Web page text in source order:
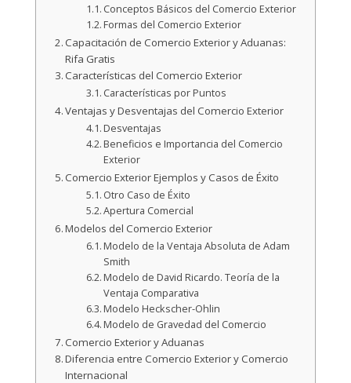
Conceptos Básicos del Comercio Exterior
Formas del Comercio Exterior
Capacitación de Comercio Exterior y Aduanas:
Rifa Gratis
Características del Comercio Exterior
Características por Puntos
Ventajas y Desventajas del Comercio Exterior
Desventajas
Beneficios e Importancia del Comercio
Exterior
Comercio Exterior Ejemplos y Casos de Éxito
Otro Caso de Éxito
Apertura Comercial
Modelos del Comercio Exterior
Modelo de la Ventaja Absoluta de Adam
Smith
Modelo de David Ricardo. Teoría de la
Ventaja Comparativa
Modelo Heckscher-Ohlin
Modelo de Gravedad del Comercio
Comercio Exterior y Aduanas
Diferencia entre Comercio Exterior y Comercio
Internacional